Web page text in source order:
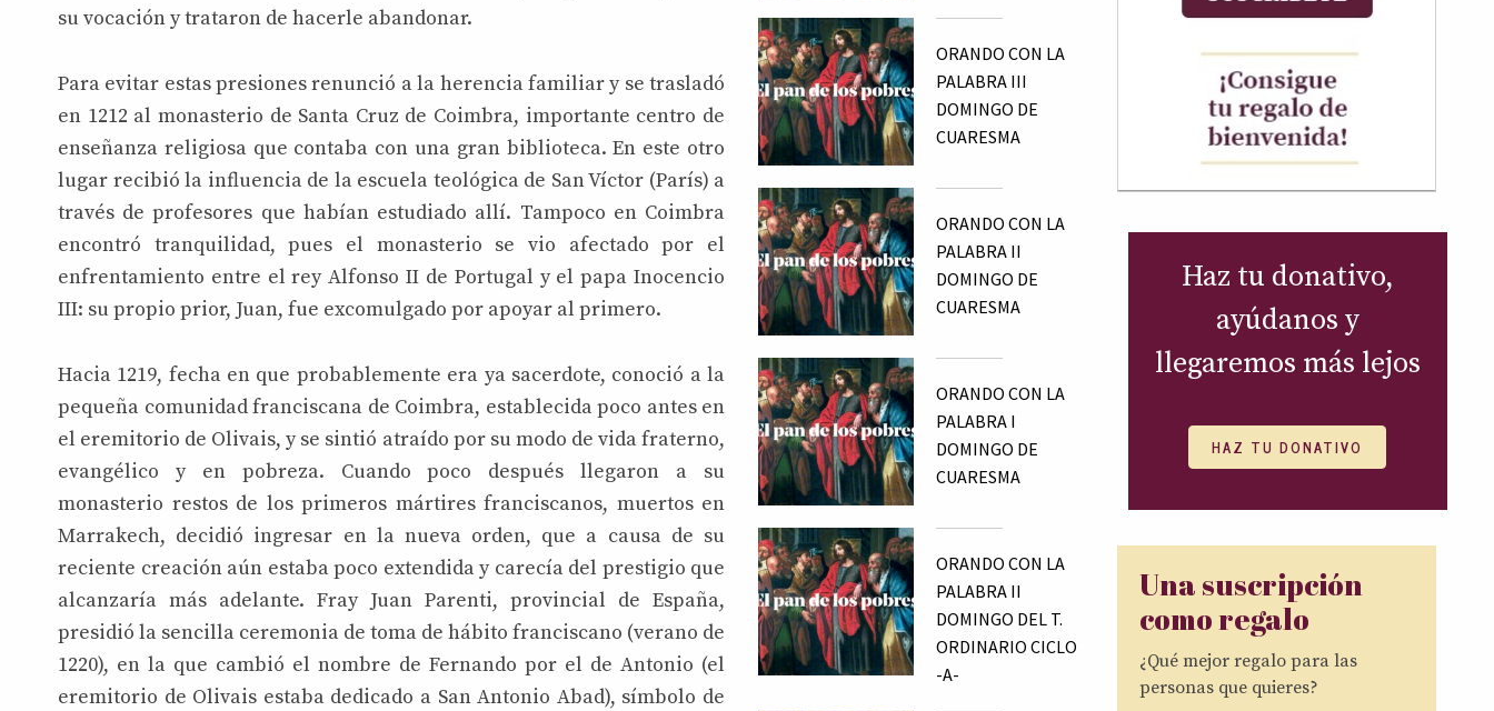
su vocación y trataron de hacerle abandonar.
Para evitar estas presiones renunció a la herencia familiar y se trasladó
en 1212 al monasterio de Santa Cruz de Coimbra, importante centro de
enseñanza religiosa que contaba con una gran biblioteca. En este otro
lugar recibió la influencia de la escuela teológica de San Víctor (París) a
través de profesores que habían estudiado allí. Tampoco en Coimbra
encontró tranquilidad, pues el monasterio se vio afectado por el
enfrentamiento entre el rey Alfonso II de Portugal y el papa Inocencio
III: su propio prior, Juan, fue excomulgado por apoyar al primero.
Hacia 1219, fecha en que probablemente era ya sacerdote, conoció a la
pequeña comunidad franciscana de Coimbra, establecida poco antes en
el eremitorio de Olivais, y se sintió atraído por su modo de vida fraterno,
evangélico y en pobreza. Cuando poco después llegaron a su
monasterio restos de los primeros mártires franciscanos, muertos en
Marrakech, decidió ingresar en la nueva orden, que a causa de su
reciente creación aún estaba poco extendida y carecía del prestigio que
alcanzaría más adelante. Fray Juan Parenti, provincial de España,
presidió la sencilla ceremonia de toma de hábito franciscano (verano de
1220), en la que cambió el nombre de Fernando por el de Antonio (el
eremitorio de Olivais estaba dedicado a San Antonio Abad), símbolo de
ORANDO CON LA
PALABRA III
DOMINGO DE
CUARESMA
ORANDO CON LA
PALABRA II
DOMINGO DE
CUARESMA
ORANDO CON LA
PALABRA I
DOMINGO DE
CUARESMA
ORANDO CON LA
PALABRA II
DOMINGO DEL T.
ORDINARIO CICLO
-A-
Haz tu donativo,
ayúdanos y
llegaremos más lejos
HAZ TU DONATIVO
Una suscripción
como regalo
¿Qué mejor regalo para las
personas que quieres?